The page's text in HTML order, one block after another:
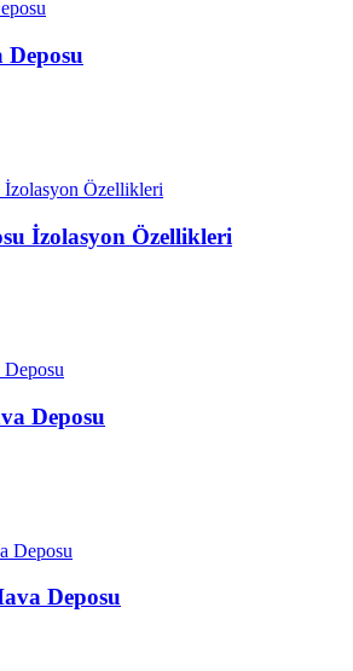
Deposu
İzolasyon Özellikleri
Deposu
Deposu